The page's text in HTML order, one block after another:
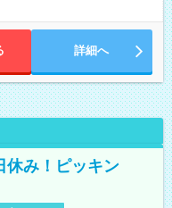
詳細へ
休み！ピッキン